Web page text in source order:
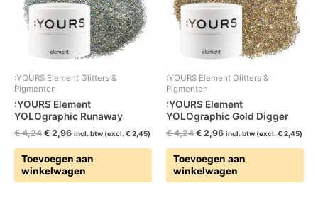
:YOURS Element Glitters &
Pigmenten
:YOURS Element
YOLOgraphic Runaway
€4,24 € 2,96 incl. btw (excl. € 2,45)
Toevoegen aan
winkelwagen
:YOURS Element Glitters &
Pigmenten
:YOURS Element
YOLOgraphic Gold Digger
€4,24 € 2,96 incl. btw (excl. € 2,45)
Toevoegen aan
winkelwagen